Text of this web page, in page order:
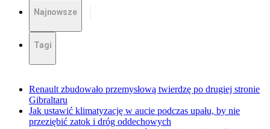
Najnowsze
Tagi
Renault zbudowało przemysłową twierdzę po drugiej stronie
Gibraltaru
Jak ustawić klimatyzację w aucie podczas upału, by nie
przeziębić zatok i dróg oddechowych